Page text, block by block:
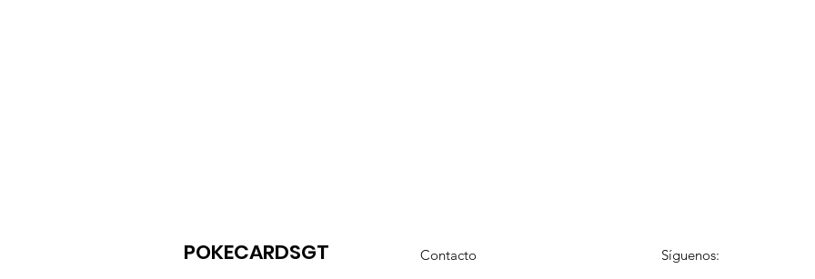
POKECARDSGT Contacto Síguenos: